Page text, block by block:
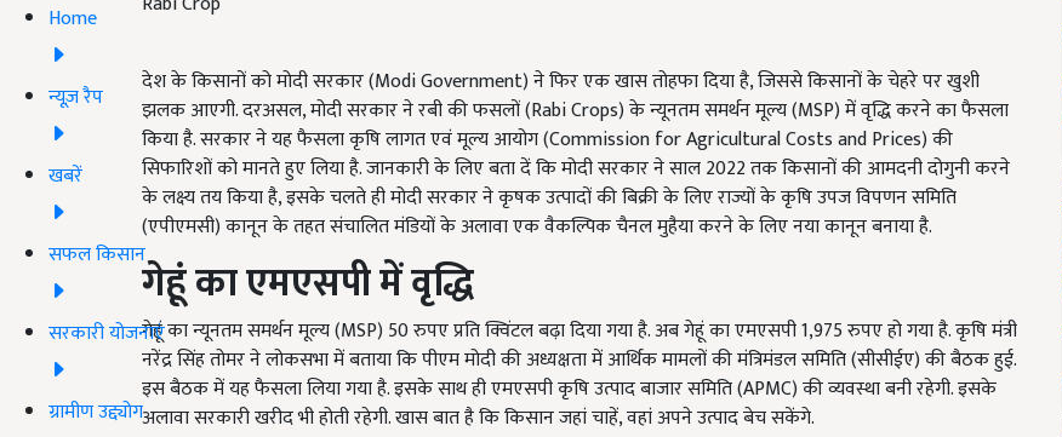
Home
न्यूज़ रैप
खबरें
सफल किसान
सरकारी योजनाएं
ग्रामीण उद्द्योग
देश के किसानों को मोदी सरकार (Modi Government) ने फिर एक खास तोहफा दिया है, जिससे किसानों के चेहरे पर खुशी
झलक आएगी. दरअसल, मोदी सरकार ने रबी की फसलों (Rabi Crops) के न्यूनतम समर्थन मूल्य (MSP) में वृद्धि करने का फैसला
किया है. सरकार ने यह फैसला कृषि लागत एवं मूल्य आयोग (Commission for Agricultural Costs and Prices) की
सिफारिशों को मानते हुए लिया है. जानकारी के लिए बता दें कि मोदी सरकार ने साल 2022 तक किसानों की आमदनी दोगुनी करने
के लक्ष्य तय किया है, इसके चलते ही मोदी सरकार ने कृषक उत्पादों की बिक्री के लिए राज्यों के कृषि उपज विपणन समिति
(एपीएमसी) कानून के तहत संचालित मंडियों के अलावा एक वैकल्पिक चैनल मुहैया करने के लिए नया कानून बनाया है.
गेहूं का एमएसपी में वृद्धि
गेहूं का न्यूनतम समर्थन मूल्य (MSP) 50 रुपए प्रति क्विंटल बढ़ा दिया गया है. अब गेहूं का एमएसपी 1,975 रुपए हो गया है. कृषि मंत्री
नरेंद्र सिंह तोमर ने लोकसभा में बताया कि पीएम मोदी की अध्यक्षता में आर्थिक मामलों की मंत्रिमंडल समिति (सीसीईए) की बैठक हुई.
इस बैठक में यह फैसला लिया गया है. इसके साथ ही एमएसपी कृषि उत्पाद बाजार समिति (APMC) की व्यवस्था बनी रहेगी. इसके
अलावा सरकारी खरीद भी होती रहेगी. खास बात है कि किसान जहां चाहें, वहां अपने उत्पाद बेच सकेंगे.